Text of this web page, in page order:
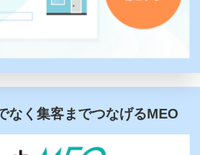
なく集客までつなげるMEO